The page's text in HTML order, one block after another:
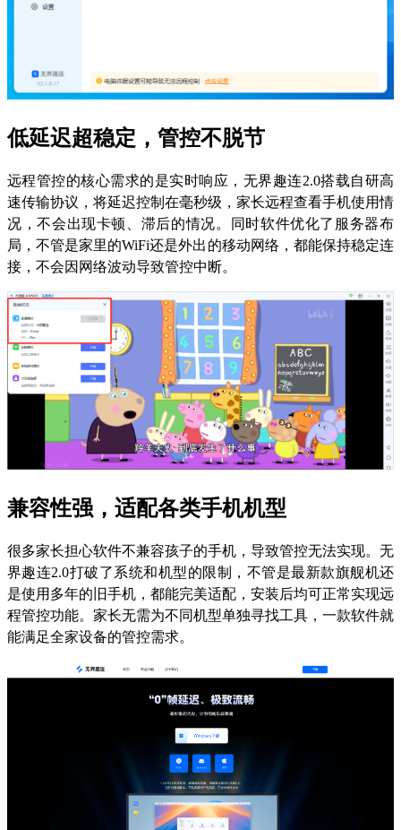
低延迟超稳定，管控不脱节
远程管控的核心需求的是实时响应，无界趣连2.0搭载自研高
速传输协议，将延迟控制在毫秒级，家长远程查看手机使用情
况，不会出现卡顿、滞后的情况。同时软件优化了服务器布
局，不管是家里的WiFi还是外出的移动网络，都能保持稳定连
接，不会因网络波动导致管控中断。
兼容性强，适配各类手机机型
很多家长担心软件不兼容孩子的手机，导致管控无法实现。无
界趣连2.0打破了系统和机型的限制，不管是最新款旗舰机还
是使用多年的旧手机，都能完美适配，安装后均可正常实现远
程管控功能。家长无需为不同机型单独寻找工具，一款软件就
能满足全家设备的管控需求。